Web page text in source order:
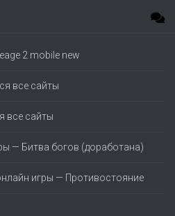
2 mobile new
все сайты
все сайты
— Битва богов (доработана)
игры — Противостояние